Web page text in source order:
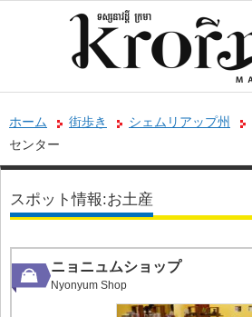
ホーム 街歩き シェムリアップ州
センター
スポット情報:お土産
ニョニュムショップ
Nyonyum Shop